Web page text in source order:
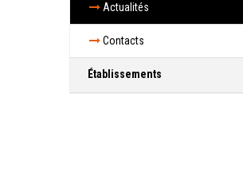
Actualités
Contacts
Établissements